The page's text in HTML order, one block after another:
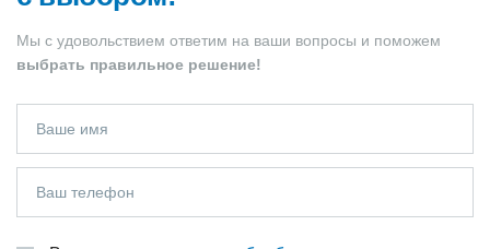
Мы с удовольствием ответим на ваши вопросы и поможем
выбрать правильное решение!